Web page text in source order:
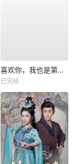
喜欢你，我也是第一部
已完结